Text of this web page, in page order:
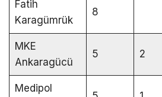
Fatih
Karagümrük
8
MKE
Ankaragücü
5 2
Medipol